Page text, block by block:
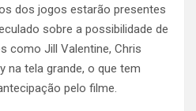
dos jogos estarão presentes
sobre a possibilidade de
como Jill Valentine, Chris
na tela grande, o que tem
pelo filme.